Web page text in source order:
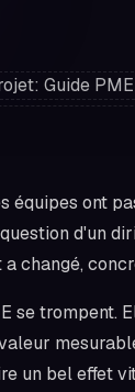
équipes ont
d'un
changé,
se trompent.
un bel effet